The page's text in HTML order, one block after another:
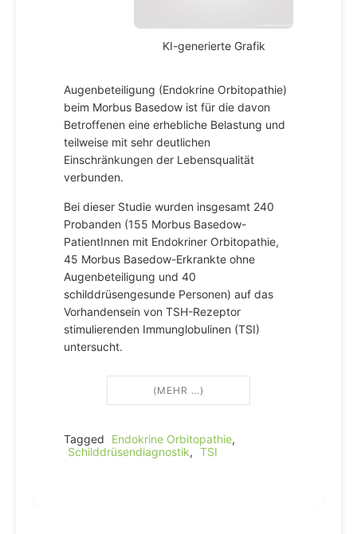
KI-generierte Grafik
Augenbeteiligung (Endokrine Orbitopathie)
beim Morbus Basedow ist für die davon
Betroffenen eine erhebliche Belastung und
teilweise mit sehr deutlichen
Einschränkungen der Lebensqualität
verbunden.
Bei dieser Studie wurden insgesamt 240
Probanden (155 Morbus Basedow-
PatientInnen mit Endokriner Orbitopathie,
45 Morbus Basedow-Erkrankte ohne
Augenbeteiligung und 40
schilddrüsengesunde Personen) auf das
Vorhandensein von TSH-Rezeptor
stimulierenden Immunglobulinen (TSI)
untersucht.
(MEHR …)
Tagged Endokrine Orbitopathie,
Schilddrüsendiagnostik, TSI